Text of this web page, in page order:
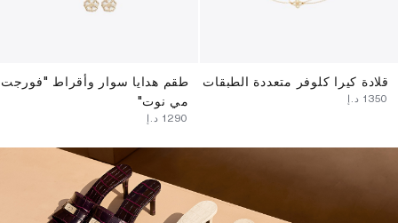
قلادة كيرا كلوفر متعددة الطبقات
طقم هدايا سوار وأقراط "فورجت
مي نوت"